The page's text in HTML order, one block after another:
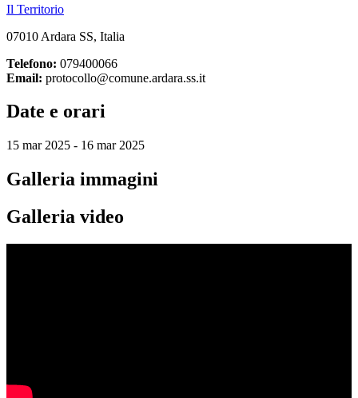
Il Territorio
07010 Ardara SS, Italia
Telefono: 079400066
Email: protocollo@comune.ardara.ss.it
Date e orari
15 mar 2025 - 16 mar 2025
Galleria immagini
Galleria video